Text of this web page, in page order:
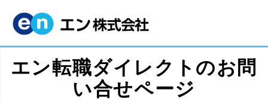
エン転職ダイレクトのお問
い合せページ